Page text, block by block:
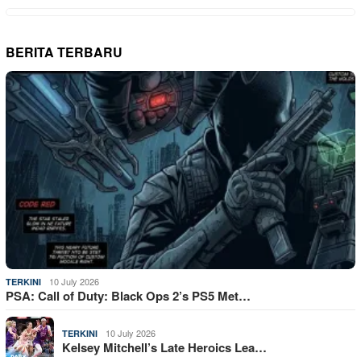
BERITA TERBARU
TERKINI 10 July 2026
PSA: Call of Duty: Black Ops 2’s PS5 Met…
TERKINI 10 July 2026
Kelsey Mitchell’s Late Heroics Lea…